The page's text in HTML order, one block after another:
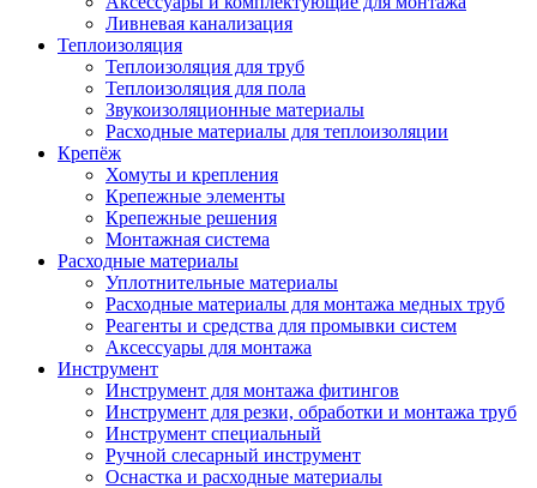
Ливневая канализация
Теплоизоляция
Теплоизоляция для труб
Теплоизоляция для пола
Звукоизоляционные материалы
Расходные материалы для теплоизоляции
Крепёж
Хомуты и крепления
Крепежные элементы
Крепежные решения
Монтажная система
Расходные материалы
Уплотнительные материалы
Расходные материалы для монтажа медных труб
Реагенты и средства для промывки систем
Аксессуары для монтажа
Инструмент
Инструмент для монтажа фитингов
Инструмент для резки, обработки и монтажа труб
Инструмент специальный
Ручной слесарный инструмент
Оснастка и расходные материалы